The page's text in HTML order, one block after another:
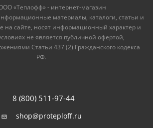
«Теплофф» - интернет-магазин
материалы, каталоги, статьи и
сайте, носят информационный характер и
не является публичной офертой,
Статьи 437 (2) Гражданского кодекса
РФ.
8 (800) 511-97-44
shop@proteploff.ru